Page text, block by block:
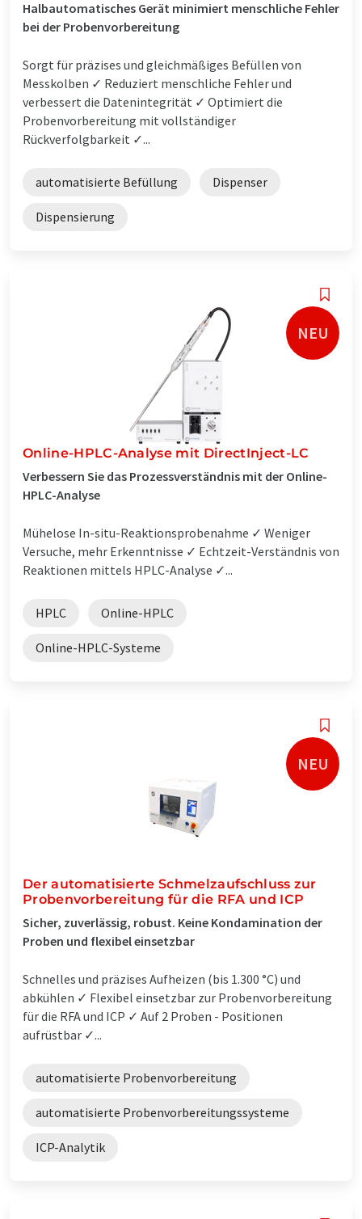
Halbautomatisches Gerät minimiert menschliche Fehler
bei der Probenvorbereitung
Sorgt für präzises und gleichmäßiges Befüllen von
Messkolben ✓ Reduziert menschliche Fehler und
verbessert die Datenintegrität ✓ Optimiert die
Probenvorbereitung mit vollständiger
Rückverfolgbarkeit ✓...
automatisierte Befüllung Dispenser
Dispensierung
NEU
Online-HPLC-Analyse mit DirectInject-LC
Verbessern Sie das Prozessverständnis mit der Online-
HPLC-Analyse
Mühelose In-situ-Reaktionsprobenahme ✓ Weniger
Versuche, mehr Erkenntnisse ✓ Echtzeit-Verständnis von
Reaktionen mittels HPLC-Analyse ✓...
HPLC Online-HPLC
Online-HPLC-Systeme
NEU
Der automatisierte Schmelzaufschluss zur
Probenvorbereitung für die RFA und ICP
Sicher, zuverlässig, robust. Keine Kondamination der
Proben und flexibel einsetzbar
Schnelles und präzises Aufheizen (bis 1.300 °C) und
abkühlen ✓ Flexibel einsetzbar zur Probenvorbereitung
für die RFA und ICP ✓ Auf 2 Proben - Positionen
aufrüstbar ✓...
automatisierte Probenvorbereitung
automatisierte Probenvorbereitungssysteme
ICP-Analytik